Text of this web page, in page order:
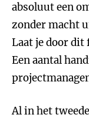
absoluut een
zonder macht
Laat je door dit
Een aantal
Al in het